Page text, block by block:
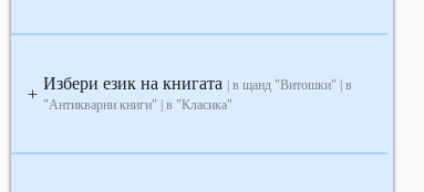
+
Избери език на книгата
| в щанд "Витошки" | в
"Антикварни книги" | в "Класика"